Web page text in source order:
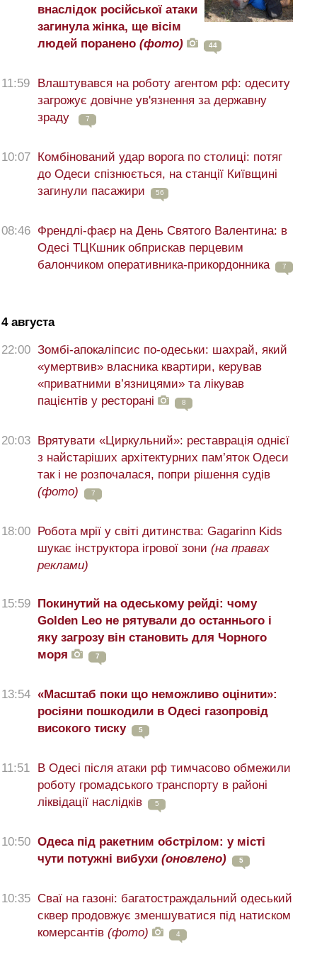
внаслідок російської атаки
загинула жінка, ще вісім
людей поранено (фото) 44
11:59
Влаштувався на роботу агентом рф: одеситу
загрожує довічне ув'язнення за державну
зраду
7
10:07 Комбінований удар ворога по столиці: потяг
до Одеси спізнюється, на станції Київщині
загинули пасажири
56
08:46 Френдлі-фаєр на День Святого Валентина: в
Одесі ТЦКшник обприскав перцевим
балончиком оперативника-прикордонника
7
4 августа
22:00 Зомбі-апокаліпсис по-одеськи: шахрай, який
«умертвив» власника квартири, керував
«приватними в’язницями» та лікував
пацієнтів у ресторані
8
20:03 Врятувати «Циркульний»: реставрація однієї
з найстаріших архітектурних пам’яток Одеси
так і не розпочалася, попри рішення судів
(фото)
7
18:00 Робота мрії у світі дитинства: Gagarinn Kids
шукає інструктора ігрової зони (на правах
реклами)
15:59 Покинутий на одеському рейді: чому
Golden Leo не рятували до останнього і
яку загрозу він становить для Чорного
моря
7
13:54 «Масштаб поки що неможливо оцінити»:
росіяни пошкодили в Одесі газопровід
високого тиску
5
11:51
В Одесі після атаки рф тимчасово обмежили
роботу громадського транспорту в районі
ліквідації наслідків
5
10:50 Одеса під ракетним обстрілом: у місті
чути потужні вибухи (оновлено) 5
10:35 Сваї на газоні: багатостраждальний одеський
сквер продовжує зменшуватися під натиском
комерсантів (фото) 4